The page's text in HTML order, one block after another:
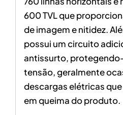
600 TVL que
de imagem e nitidez.
possui um circuito
antissurto,
tensão, geralmente
descargas elétricas
em queima do produto.